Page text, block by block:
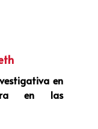
en
en las